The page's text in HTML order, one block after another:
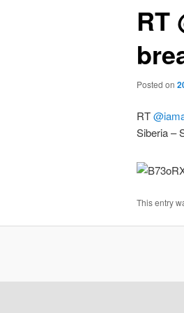
RT
Posted on
RT
Siberia –
This entry